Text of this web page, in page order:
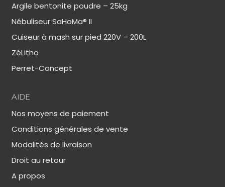
Argile bentonite poudre – 25kg
Nébuliseur SaHoMa® II
Cuiseur à mash sur pied 220V – 200L
ZéLitho
Perret-Concept
AIDE
Nos moyens de paiement
Conditions générales de vente
Modalités de livraison
Droit au retour
A propos